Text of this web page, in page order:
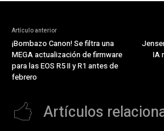
Artículo anterior
¡Bombazo Canon! Se filtra una
MEGA actualización de firmware
para las EOS R5 II y R1 antes de
febrero
IA
Artículos